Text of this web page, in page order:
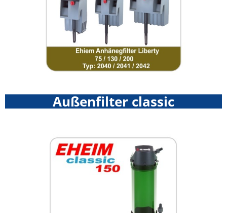
Außenfilter classic